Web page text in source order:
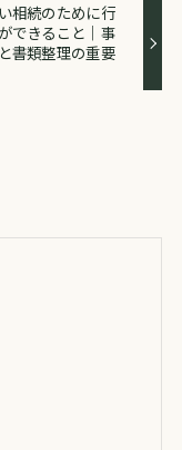
相続のために行
できること｜事
書類整理の重要